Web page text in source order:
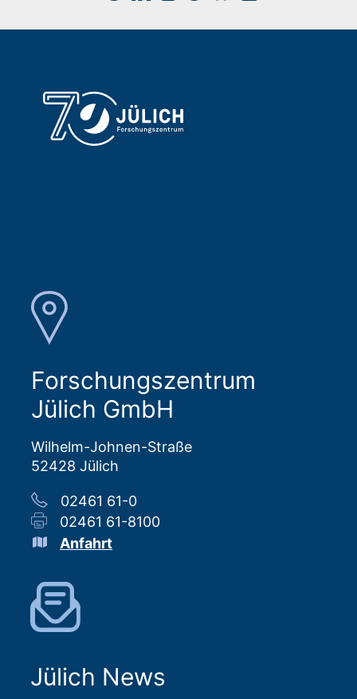
Forschungszentrum
Jülich GmbH
Wilhelm-Johnen-Straße
52428 Jülich
02461 61-0
02461 61-8100
Anfahrt
Jülich News